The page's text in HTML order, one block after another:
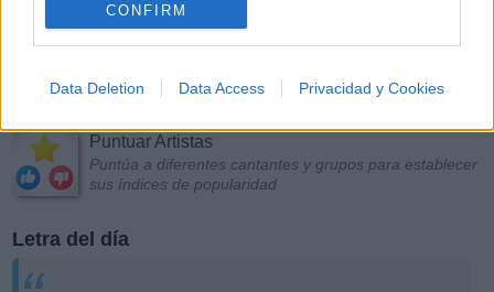
CONFIRM
Data Deletion Data Access Privacidad y Cookies
Puntuar Artistas
Puntúa a diferentes cantantes y grupos para establecer
sus índices de popularidad
Letra del día